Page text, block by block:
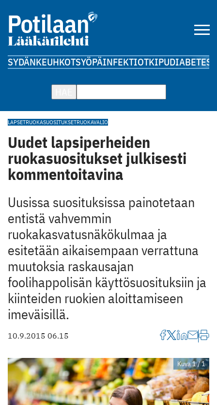
SYDÄNKEUHKOTSYÖPÄINFEKTIOTKIPUDIABETES
LAPSETRUOKASUOSITUKSETRUOKAVALIO
Uudet lapsiperheiden
ruokasuositukset julkisesti
kommentoitavina
Uusissa suosituksissa painotetaan
entistä vahvemmin
ruokakasvatusnäkökulmaa ja
esitetään aikaisempaan verrattuna
muutoksia raskausajan
foolihappolisän käyttösuosituksiin ja
kiinteiden ruokien aloittamiseen
imeväisillä.
10.9.2015 06.15
Kuva 1 / 1